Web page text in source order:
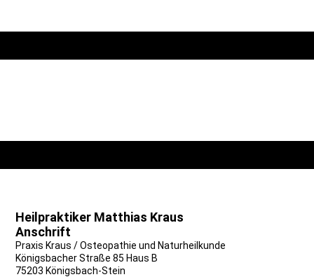
Heilpraktiker Matthias Kraus
Anschrift
Praxis Kraus / Osteopathie und Naturheilkunde
Königsbacher Straße 85 Haus B
75203 Königsbach-Stein